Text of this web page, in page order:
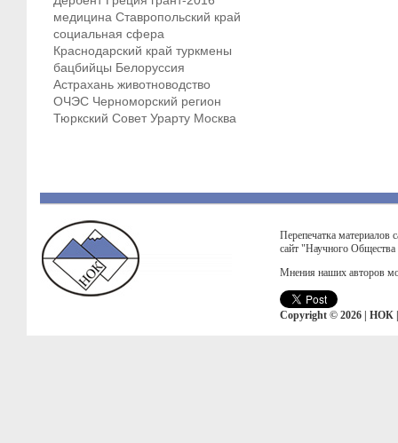
медицина Ставропольский край
социальная сфера
Краснодарский край туркмены
бацбийцы Белоруссия
Астрахань животноводство
ОЧЭС Черноморский регион
Тюркский Совет Урарту Москва
Перепечатка материалов
сайт "Научного
Мнения наших авторов
Copyright © 2026 | НОК